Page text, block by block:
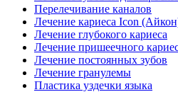
Перелечивание каналов
Лечение кариеса Icon
Лечение глубокого кариеса
Лечение пришеечного
Лечение постоянных зубов
Лечение гранулемы
Пластика уздечки языка